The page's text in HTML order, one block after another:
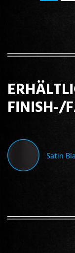
FINISH-/
Satin